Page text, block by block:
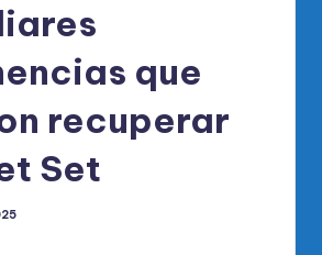
que
recuperar
Set